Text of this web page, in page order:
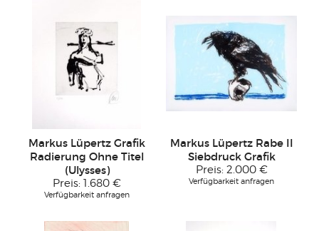
Markus Lüpertz Grafik
Radierung Ohne Titel
(Ulysses)
Preis: 1.680 €
Verfügbarkeit anfragen
Markus Lüpertz Rabe II
Siebdruck Grafik
Preis: 2.000 €
Verfügbarkeit anfragen